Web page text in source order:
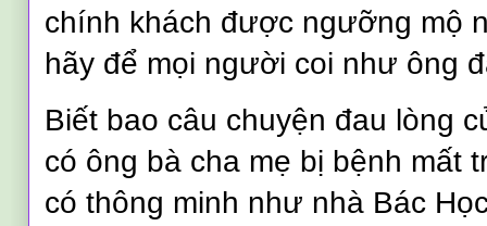
chính khách được ngưỡng mộ
hãy để mọi người coi như ông
Biết bao câu chuyện đau lòng
có ông bà cha mẹ bị bệnh mất
có thông minh như nhà Bác